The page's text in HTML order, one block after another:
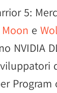
5:
e
NVIDIA
Program